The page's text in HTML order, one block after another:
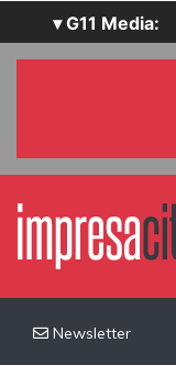
▾ G11 Media:
SecurityOpenLab
Newsletter